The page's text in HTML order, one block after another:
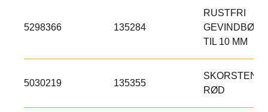
5298366 135284
RUSTFRI
TIL 10 MM
5030219 135355
RØD